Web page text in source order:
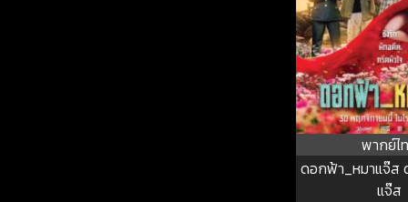
พากย์ไ
ดอกฟ้า_หมาแจ๊ส
แจ๊ส